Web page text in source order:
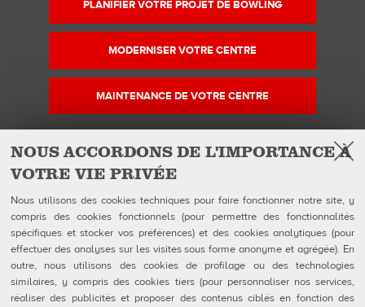
NOUS ACCORDONS DE L'IMPORTANCE À
VOTRE VIE PRIVÉE
Nous utilisons des cookies techniques pour faire fonctionner notre site, y
compris des cookies fonctionnels (pour permettre des fonctionnalités
spécifiques et stocker vos préférences) et des cookies analytiques (pour
effectuer des analyses sur les visites sous forme anonyme et agrégée). En
outre, nous utilisons des cookies de profilage ou des technologies
similaires, y compris des cookies tiers (pour personnaliser nos services,
réaliser des publicités et proposer des contenus ciblés en fonction des
PLANIFIER VOTRE PROJET DE BOWLING
MODERNISER VOTRE CENTRE
MAINTENANCE DE VOTRE CENTRE
QUBICAAMF WORLDWIDE LLC
40 rue Jacques Ibert
92300 Levallois-Perret:
Téléphone : 0140899470
Produits
Galerie
Actualités
eShop
Suivez-nous sur